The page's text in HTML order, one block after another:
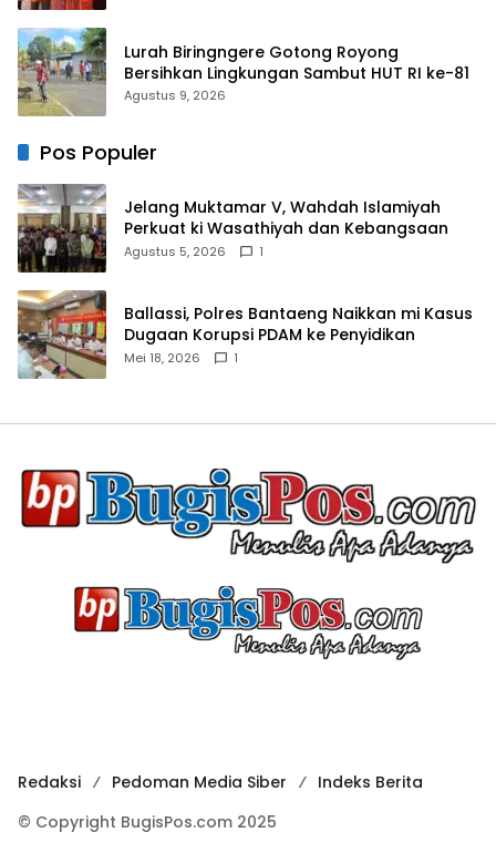
Lurah Biringngere Gotong Royong
Bersihkan Lingkungan Sambut HUT RI ke-81
Agustus 9, 2026
Pos Populer
Jelang Muktamar V, Wahdah Islamiyah
Perkuat ki Wasathiyah dan Kebangsaan
Agustus 5, 2026 1
Ballassi, Polres Bantaeng Naikkan mi Kasus
Dugaan Korupsi PDAM ke Penyidikan
Mei 18, 2026 1
Redaksi Pedoman Media Siber
Indeks Berita
© Copyright BugisPos.com 2025